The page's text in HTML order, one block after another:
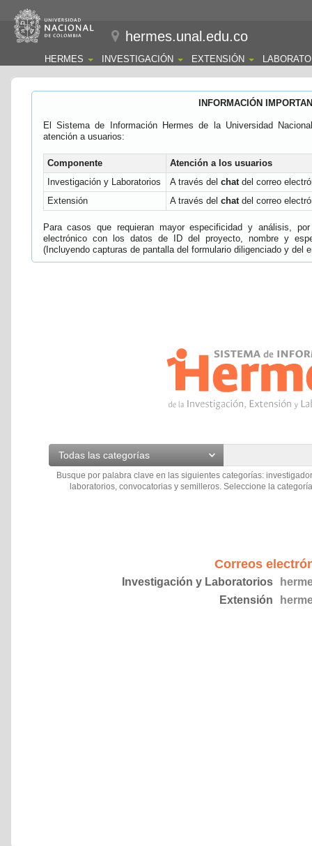
hermes.unal.edu.co
HERMES INVESTIGACIÓN EXTENSIÓN
INFORMACIÓN
El Sistema de Información Hermes de la Universidad
atención a usuarios:
Componente
Atención a los usuarios
Investigación y Laboratorios
A través del chatdel correo
Extensión
A través del chatdel correo
Para casos que requieran mayor especificidad y análisis,
electrónico con los datos de ID del proyecto, nombre y
(Incluyendo capturas de pantalla del formulario diligenciado y del
Todas las categorías
Busque por palabra clave en las siguientes categorías:
laboratorios, convocatorias y semilleros. Seleccione la
Correos
Investigación y Laboratorios
Extensión